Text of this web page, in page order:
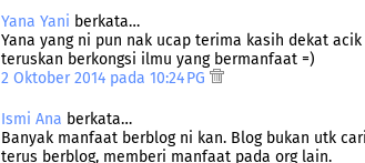
Yana Yani berkata…
Yana yang ni pun nak ucap terima kasih dekat acik
teruskan berkongsi ilmu yang bermanfaat =)
2 Oktober 2014 pada 10:24 PG
Ismi Ana berkata…
Banyak manfaat berblog ni kan. Blog bukan utk
terus berblog, memberi manfaat pada org lain.